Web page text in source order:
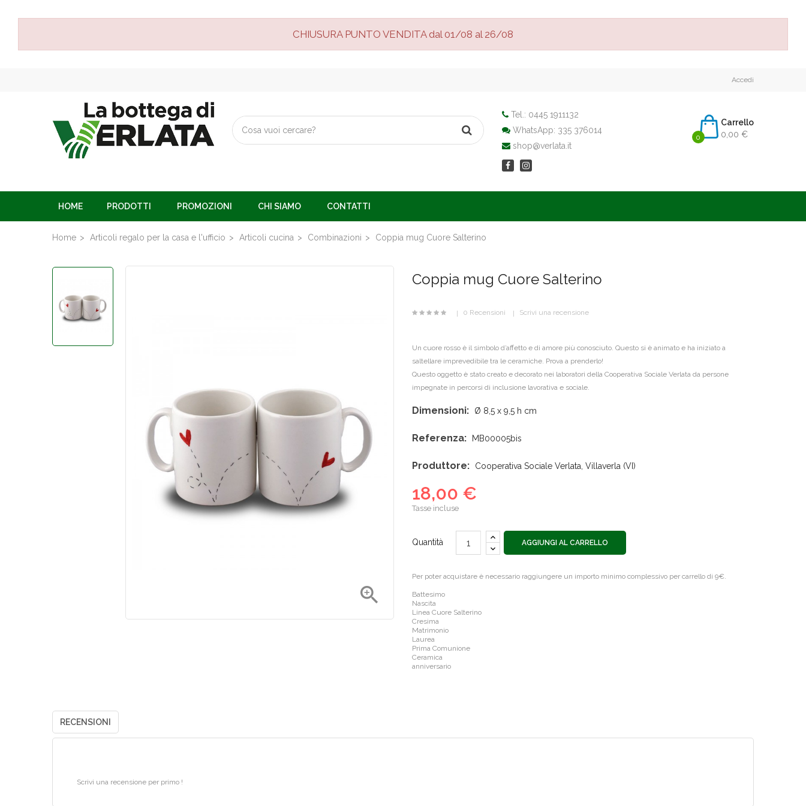
CHIUSURA PUNTO VENDITA dal 01/08 al 26/08
Accedi
Tel.: 0445 1911132
WhatsApp: 335 376014
shop@verlata.it
Carrello
0,00 €
0
HOME PRODOTTI PROMOZIONI CHI SIAMO CONTATTI
Home Articoli regalo per la casa e l'ufficio Articoli cucina Combinazioni Coppia mug Cuore Salterino

Coppia mug Cuore Salterino
0 Recensioni Scrivi una recensione
Un cuore rosso è il simbolo d’affetto e di amore più conosciuto. Questo si è animato e ha iniziato a
saltellare imprevedibile tra le ceramiche. Prova a prenderlo!
Questo oggetto è stato creato e decorato nei laboratori della Cooperativa Sociale Verlata da persone
impegnate in percorsi di inclusione lavorativa e sociale.
Dimensioni: Ø 8,5 x 9,5 h cm
Referenza: MB00005bis
Produttore: Cooperativa Sociale Verlata, Villaverla (VI)
18,00 €
Tasse incluse
Quantità AGGIUNGI AL CARRELLO
Per poter acquistare è necessario raggiungere un importo minimo complessivo per carrello di 9€.
Battesimo
Nascita
Linea Cuore Salterino
Cresima
Matrimonio
Laurea
Prima Comunione
Ceramica
anniversario
RECENSIONI
Scrivi una recensione per primo !